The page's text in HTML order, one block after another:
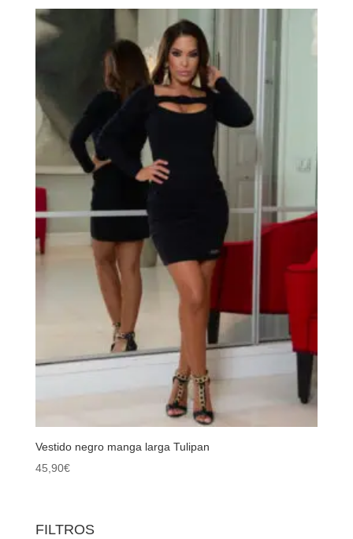
34,00€.
Vestido negro manga larga Tulipan
45,90€
FILTROS